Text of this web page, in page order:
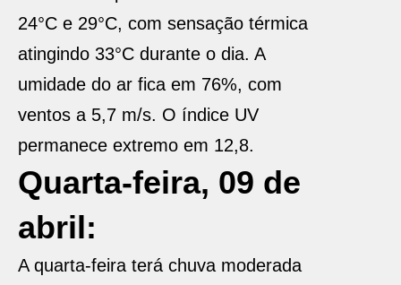
24°C e 29°C, com sensação térmica
atingindo 33°C durante o dia. A
umidade do ar fica em 76%, com
ventos a 5,7 m/s. O índice UV
permanece extremo em 12,8.
Quarta-feira, 09 de
abril:
A quarta-feira terá chuva moderada